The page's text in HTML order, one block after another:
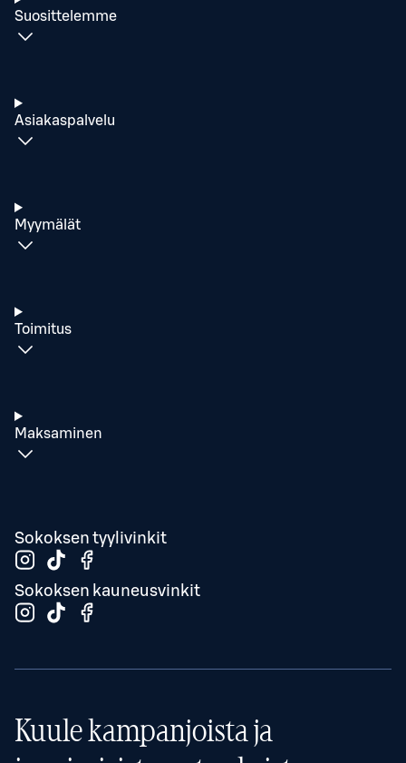
Suosittelemme
Asiakaspalvelu
Myymälät
Toimitus
Maksaminen
Sokoksen tyylivinkit
Sokoksen kauneusvinkit
Kuule kampanjoista ja